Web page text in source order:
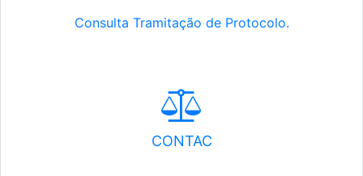
Consulta Tramitação de Protocolo.
CONTAC